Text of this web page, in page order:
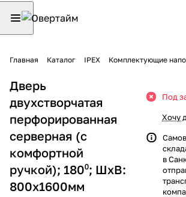
Главная Каталог IPEX Комплектующие
Дверь
двухстворчатая
перфорированная
серверная (с
комфортной
ручкой); 180⁰; ШхВ:
800х1600мм
Под
Хочу
в